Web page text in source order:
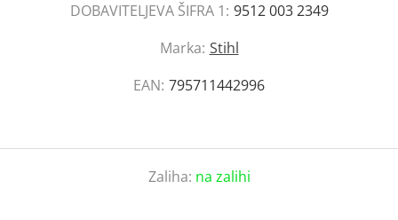
DOBAVITELJEVA ŠIFRA 1: 9512 003 2349
Marka: Stihl
EAN: 795711442996
Zaliha: na zalihi